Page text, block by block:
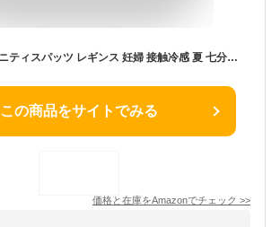
[Yangweng] マタニティスパッツ レギンス 妊婦 接触冷感 夏 七分丈 薄手 吸水速乾 透気 伸縮性 ストレッチ 無地 お腹支え 大きいサイズ 妊婦服 産前 産後 レディース ブラック グレー M
この商品をサイトでみる
価格と在庫をAmazonでチェック >>